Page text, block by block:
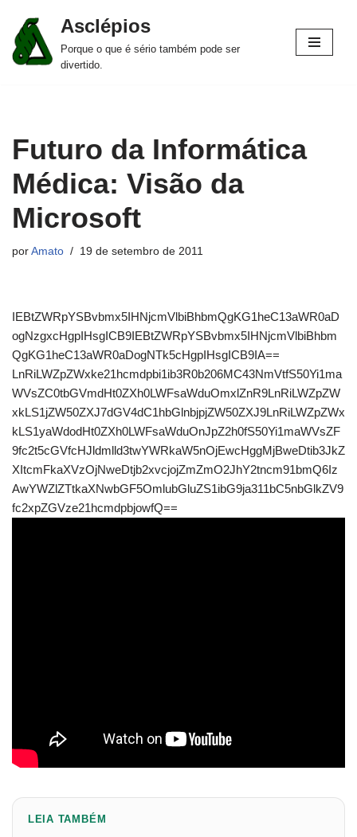
Pular
para
Asclépios
Porque o que é sério também pode ser
divertido.
Futuro da Informática
Médica: Visão da
Microsoft
por Amato 19 de setembro de 2011
IEBtZWRpYSBvbmx5IHNjcmVlbiBhbmQgKG1heC13aWR0aD
ogNzgxcHgpIHsgICB9IEBtZWRpYSBvbmx5IHNjcmVlbiBhbm
QgKG1heC13aWR0aDogNTk5cHgpIHsgICB9IA==
LnRiLWZpZWxke21hcmdpbi1ib3R0b206MC43NmVtfS50Yi1ma
WVsZC0tbGVmdHt0ZXh0LWFsaWduOmxlZnR9LnRiLWZpZW
xkLS1jZW50ZXJ7dGV4dC1hbGlnbjpjZW50ZXJ9LnRiLWZpZWx
kLS1yaWdodHt0ZXh0LWFsaWduOnJpZ2h0fS50Yi1maWVsZF
9fc2t5cGVfcHJldmlld3twYWRkaW5nOjEwcHggMjBweDtib3JkZ
XItcmFkaXVzOjNweDtjb2xvcjojZmZmO2JhY2tncm91bmQ6Iz
AwYWZlZTtkaXNwbGF5OmlubGluZS1ibG9ja311bC5nbGlkZV9
fc2xpZGVze21hcmdpbjowfQ==
LEIA TAMBÉM